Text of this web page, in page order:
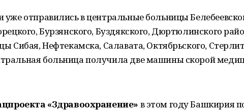
отправились в центральные больницы
Бурзянского, Буздякского, Дюртюлинского
Сибая, Нефтекамска, Салавата, Октябрьского,
больница получила две машины скорой
«Здравоохранение» в этом году Башкирия